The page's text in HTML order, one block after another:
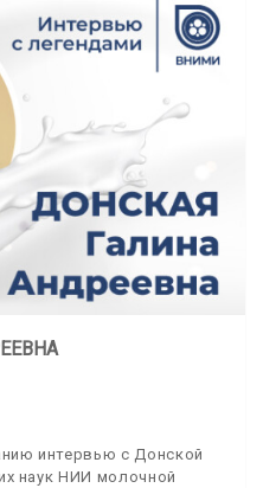
интервью с Донской
наук НИИ молочной